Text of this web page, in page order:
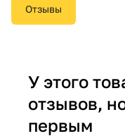
Отзывы
У этого
отзывов,
первым